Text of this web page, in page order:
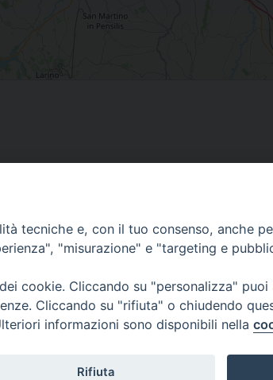
Curia Vescovile
86039 Termoli-
tecniche e, con il tuo consenso, anche
"misurazione" e "targeting e
cookie. Cliccando su "personalizza"
Cliccando su "rifiuta" o chiudendo
informazioni sono disponibili nella
Rifiuta